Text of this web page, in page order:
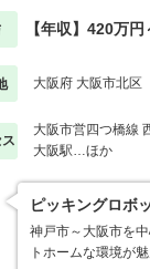
【年収】420万
大阪府 大阪市北区
大阪市営四つ橋線
大阪駅…ほか
ピッキングロボ
神戸市～大阪市を
トホームな環境が